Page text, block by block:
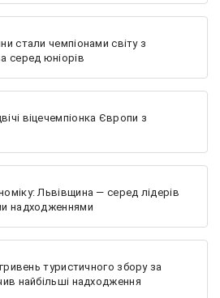
стали чемпіонами світу з
серед юніорів
віцечемпіонка Європи з
Львівщина — серед лідерів
надходженнями
туристичного збору за
найбільші надходження